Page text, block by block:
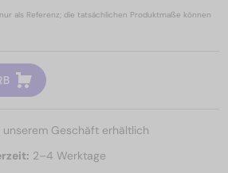
als Referenz; die tatsächlichen Produktmaße können
Geschäft erhältlich
2–4 Werktage